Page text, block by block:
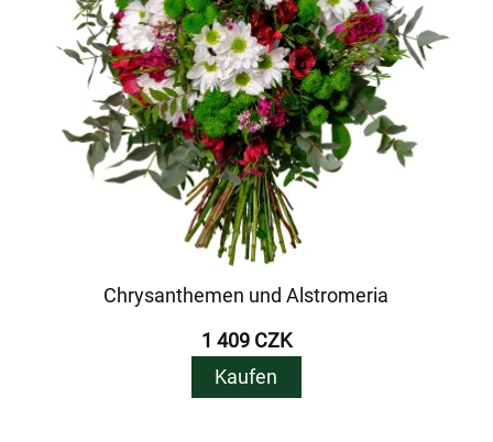
Chrysanthemen und Alstromeria
1 409 CZK
Kaufen